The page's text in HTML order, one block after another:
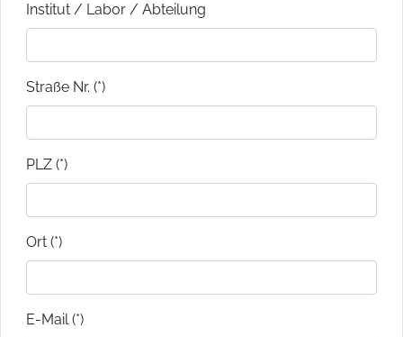
Institut / Labor / Abteilung
Straße Nr. (*)
PLZ (*)
Ort (*)
E-Mail (*)